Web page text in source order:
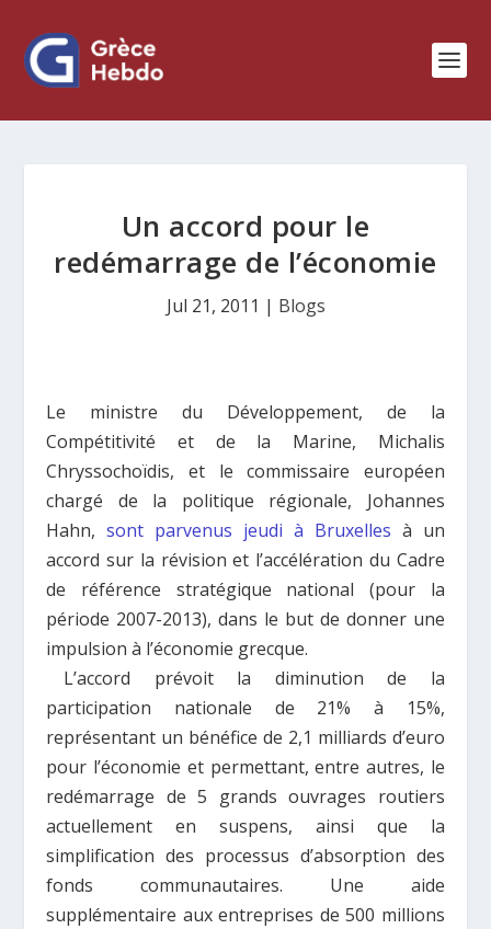
Un accord pour le
redémarrage de l’économie
Jul 21, 2011 | Blogs
Le ministre du Développement, de la
Compétitivité et de la Marine, Michalis
Chryssochoïdis, et le commissaire européen
chargé de la politique régionale, Johannes
Hahn,sont parvenus jeudi à Bruxelles à un
accord sur la révision et l’accélération du Cadre
de référence stratégique national (pour la
période 2007-2013), dans le but de donner une
impulsion à l’économie grecque.
L’accord prévoit la diminution de la
participation nationale de 21% à 15%,
représentant un bénéfice de 2,1 milliards d’euro
pour l’économie et permettant, entre autres, le
redémarrage de 5 grands ouvrages routiers
actuellement en suspens, ainsi que la
simplification des processus d’absorption des
fonds communautaires. Une aide
supplémentaire aux entreprises de 500 millions